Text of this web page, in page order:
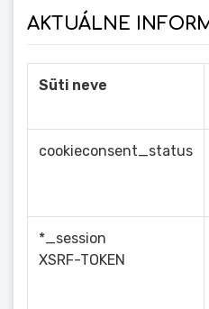
AKTUÁLNE
Süti neve
cookieconsent_status
*_session
XSRF-TOKEN